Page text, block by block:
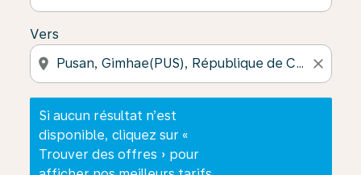
Vers
location_on close
Si aucun résultat n’est
disponible, cliquez sur «
Trouver des offres » pour